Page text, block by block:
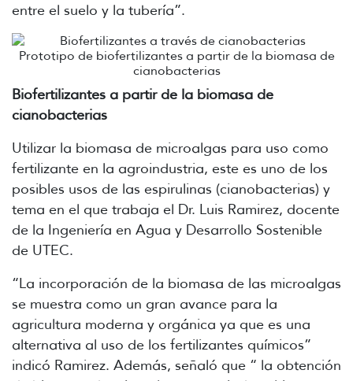
entre el suelo y la tubería”.
Prototipo de biofertilizantes a partir de la biomasa de
cianobacterias
Biofertilizantes a partir de la biomasa de
cianobacterias
Utilizar la biomasa de microalgas para uso como
fertilizante en la agroindustria, este es uno de los
posibles usos de las espirulinas (cianobacterias) y
tema en el que trabaja el Dr. Luis Ramirez, docente
de la Ingeniería en Agua y Desarrollo Sostenible
de UTEC.
“La incorporación de la biomasa de las microalgas
se muestra como un gran avance para la
agricultura moderna y orgánica ya que es una
alternativa al uso de los fertilizantes químicos”
indicó Ramirez. Además, señaló que “ la obtención